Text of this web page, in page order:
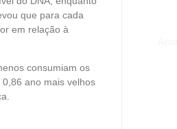
que para cada
em relação à
consumiam os
ano mais velhos